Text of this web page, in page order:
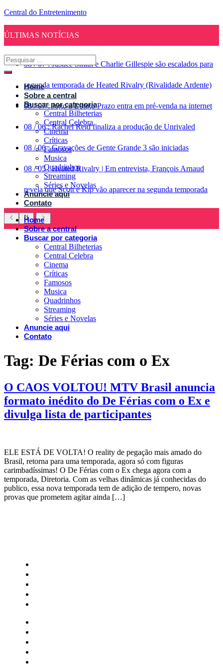
Central do Entretenimento
ÚLTIMAS NOTÍCIAS
08 / 07 : Justice Smith e Charlie Gillespie são escalados para
segunda temporada de Heated Rivalry (Rivalidade Ardente)
08 / 07 : Jogo a Longo Prazo entra em pré-venda na internet
08 / 06 : Rachel Reid finaliza a produção de Unrivaled
08 / 06 : Gravações de Gente Grande 3 são iniciadas
08 / 05 : Heated Rivalry | Em entrevista, François Arnaud
revela que Scott e Kip vão aparecer na segunda temporada
Home
Sobre a central
Buscar por categoria
Central Bilheterias
Central Celebra
Cinema
Críticas
Famosos
Musica
Quadrinhos
Streaming
Séries e Novelas
Anuncie aqui
Contato
Home
Sobre a central
Buscar por categoria
Central Bilheterias
Central Celebra
Cinema
Críticas
Famosos
Musica
Quadrinhos
Streaming
Séries e Novelas
Anuncie aqui
Contato
Tag: De Férias com o Ex
O CAOS VOLTOU! MTV Brasil anuncia
formato inédito do De Férias com o Ex e
divulga lista de participantes
ELE ESTÁ DE VOLTA! O reality de pegação mais amado do
Brasil, retorna para uma temporada, agora só com figuras
carimbadíssimas! O De Férias com o Ex chega agora com a
temporada, Diretoria. Com as velhas dinâmicas já conhecidas do
publico, essa nova temporada tem de adição de tempero, novas
provas que prometem agitar ainda […]